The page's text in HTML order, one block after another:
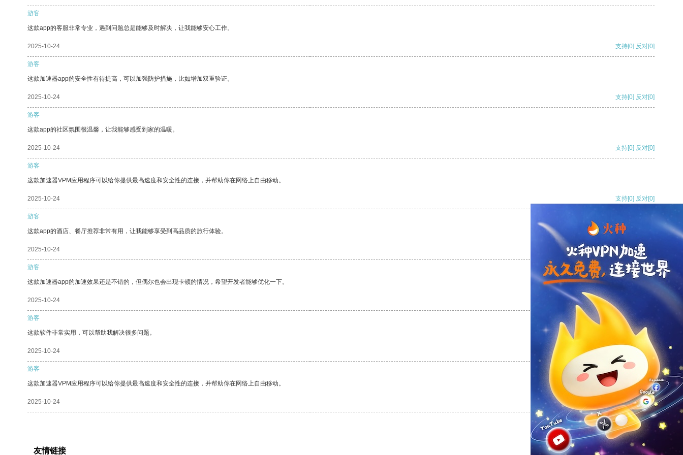
游客
这款app的客服非常专业，遇到问题总是能够及时解决，让我能够安心工作。
2025-10-24 支持[0] 反对[0]
游客
这款加速器app的安全性有待提高，可以加强防护措施，比如增加双重验证。
2025-10-24 支持[0] 反对[0]
游客
这款app的社区氛围很温馨，让我能够感受到家的温暖。
2025-10-24 支持[0] 反对[0]
游客
这款加速器VPM应用程序可以给你提供最高速度和安全性的连接，并帮助你在网络上自由移动。
2025-10-24 支持[0] 反对[0]
游客
这款app的酒店、餐厅推荐非常有用，让我能够享受到高品质的旅行体验。
2025-10-24 支持[0] 反对
游客
这款加速器app的加速效果还是不错的，但偶尔也会出现卡顿的情况，希望开发者能够优化一下。
2025-10-24 支持
游客
这款软件非常实用，可以帮助我解决很多问题。
2025-10-24 反对 [0]
游客
这款加速器VPM应用程序可以给你提供最高速度和安全性的连接，并帮助你在网络上自由移动。
2025-10-24 支持[0] 反对[0]
友情链接